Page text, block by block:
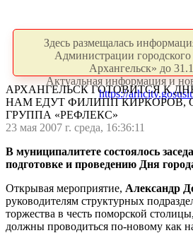
Здесь размещалась
Администрации городского
Архангельск» до
Актуальная информация и
https://
АРХАНГЕЛЬСК ГОТОВИТСЯ К
НАМ ЕДУТ ФИЛИПП КИРКОРОВ,
ГРУППА «РЕФЛЕКС»
23 мая 2007 г. среда, 16:36:11
В муниципалитете состоялось
подготовке и проведению Дня
Открывая мероприятие, Александр
руководителям структурных
торжества в честь поморской
должны проводиться по-новому как